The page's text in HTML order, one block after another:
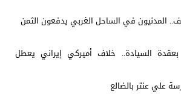
المدنيون في الساحل الغربي يدفعون الثمن
السيادة.. خلاف أميركي إيراني يعطل
علي عنتر بالضالع